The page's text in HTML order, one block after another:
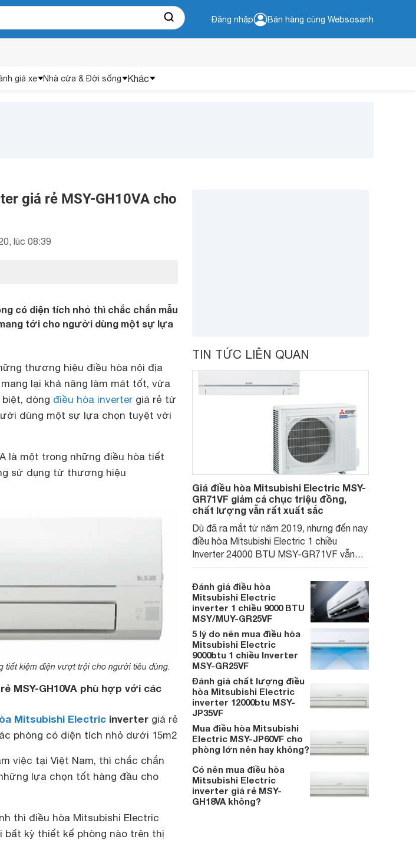
Đăng nhập Bán hàng cùng Websosanh
giá xe Nhà cửa & Đời sống Khác
giá rẻ MSY-GH10VA cho
lúc 08:39
có diện tích nhỏ thì chắc chắn mẫu
tới cho người dùng một sự lựa
thương hiệu điều hòa nội địa
lại khả năng làm mát tốt, vừa
dòng điều hòa inverter giá rẻ từ
dùng một sự lựa chọn tuyệt vời
là một trong những điều hòa tiết
sử dụng từ thương hiệu
tiết kiệm điện vượt trội cho người tiêu dùng.
MSY-GH10VA phù hợp với các
Mitsubishi Electric inverter giá rẻ
phòng có diện tích nhỏ dưới 15m2
việc tại Việt Nam, thì chắc chắn
lựa chọn tốt hàng đầu cho
thì điều hòa Mitsubishi Electric
bất kỳ thiết kế phòng nào trên thị
TIN TỨC LIÊN QUAN
Giá điều hòa Mitsubishi Electric MSY-
GR71VF giảm cả chục triệu đồng,
chất lượng vẫn rất xuất sắc
Dù đã ra mắt từ năm 2019, nhưng đến nay
điều hòa Mitsubishi Electric 1 chiều
Inverter 24000 BTU MSY-GR71VF vẫn
được phân phối phổ biến tại nhiều cửa
hàng. Với việc được tích hợp hàng loạt
công nghệ đáng chú ý, sản phẩm vẫn là
một lựa chọn đáng cân nhắc trong năm
2025.
Đánh giá điều hòa
Mitsubishi Electric
inverter 1 chiều 9000 BTU
MSY/MUY-GR25VF
5 lý do nên mua điều hòa
Mitsubishi Electric
9000btu 1 chiều Inverter
MSY-GR25VF
Đánh giá chất lượng điều
hòa Mitsubishi Electric
inverter 12000btu MSY-
JP35VF
Mua điều hòa Mitsubishi
Electric MSY-JP60VF cho
phòng lớn nên hay không?
Có nên mua điều hòa
Mitsubishi Electric
inverter giá rẻ MSY-
GH18VA không?